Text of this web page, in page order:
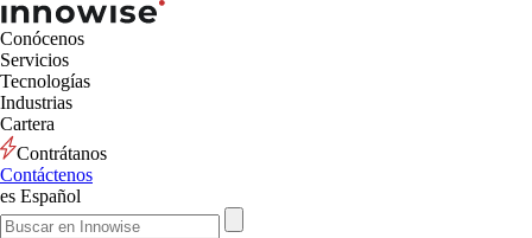
Conócenos
Servicios
Tecnologías
Industrias
Cartera
Contrátanos
Contáctenos
es Español